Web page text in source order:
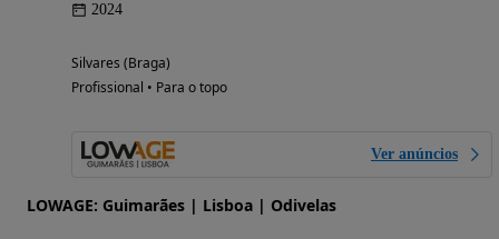
2024
Silvares (Braga)
Profissional • Para o topo
Ver anúncios
LOWAGE: Guimarães | Lisboa | Odivelas